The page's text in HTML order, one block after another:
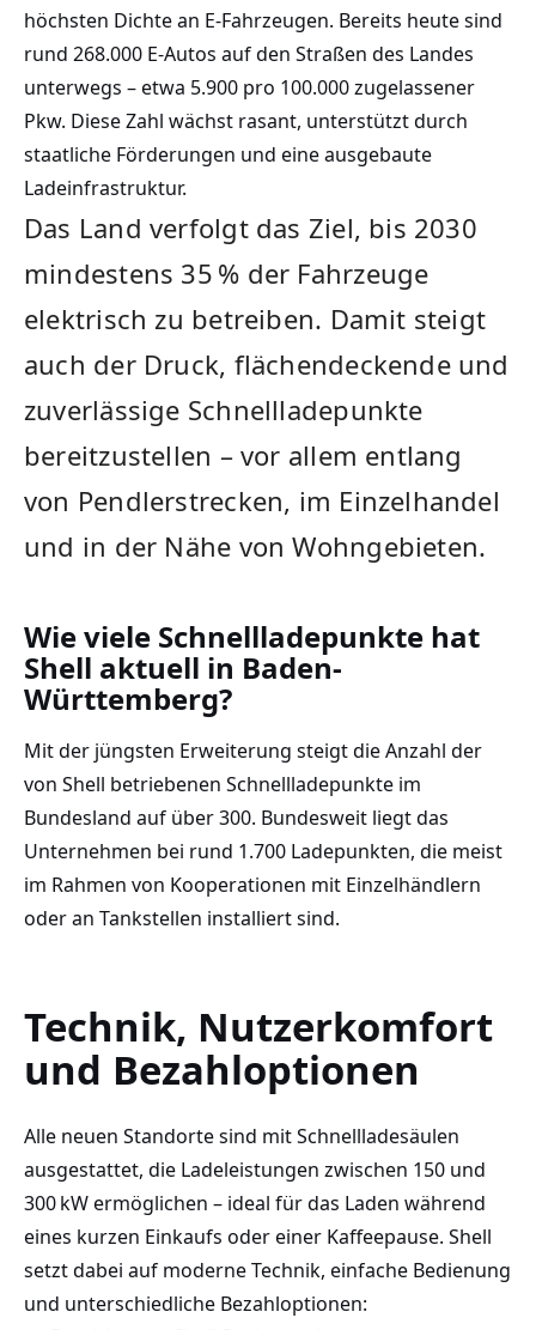
höchsten Dichte an E-Fahrzeugen. Bereits heute sind
rund 268.000 E-Autos auf den Straßen des Landes
unterwegs – etwa 5.900 pro 100.000 zugelassener
Pkw. Diese Zahl wächst rasant, unterstützt durch
staatliche Förderungen und eine ausgebaute
Ladeinfrastruktur.
Das Land verfolgt das Ziel, bis 2030
mindestens 35 % der Fahrzeuge
elektrisch zu betreiben. Damit steigt
auch der Druck, flächendeckende und
zuverlässige Schnellladepunkte
bereitzustellen – vor allem entlang
von Pendlerstrecken, im Einzelhandel
und in der Nähe von Wohngebieten.
Wie viele Schnellladepunkte hat
Shell aktuell in Baden-
Württemberg?
Mit der jüngsten Erweiterung steigt die Anzahl der
von Shell betriebenen Schnellladepunkte im
Bundesland auf über 300. Bundesweit liegt das
Unternehmen bei rund 1.700 Ladepunkten, die meist
im Rahmen von Kooperationen mit Einzelhändlern
oder an Tankstellen installiert sind.
Technik, Nutzerkomfort
und Bezahloptionen
Alle neuen Standorte sind mit Schnellladesäulen
ausgestattet, die Ladeleistungen zwischen 150 und
300 kW ermöglichen – ideal für das Laden während
eines kurzen Einkaufs oder einer Kaffeepause. Shell
setzt dabei auf moderne Technik, einfache Bedienung
und unterschiedliche Bezahloptionen: